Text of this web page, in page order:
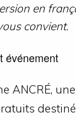
en
convient.
événement
ANCRÉ,